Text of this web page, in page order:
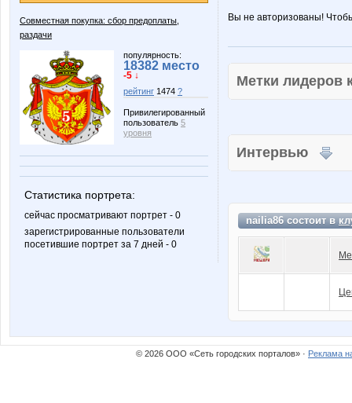
Совместная покупка: сбор предоплаты,
раздачи
популярность:
18382 место
-5 ↓
рейтинг 1474 ?
Привилегированный
пользователь 5
уровня
Статистика портрета:
сейчас просматривают портрет - 0
зарегистрированные пользователи
посетившие портрет за 7 дней - 0
Вы не авторизованы!
Метки
Интервью
nailia86 состоит в
© 2026 ООО «Сеть городских порталов» · Реклама